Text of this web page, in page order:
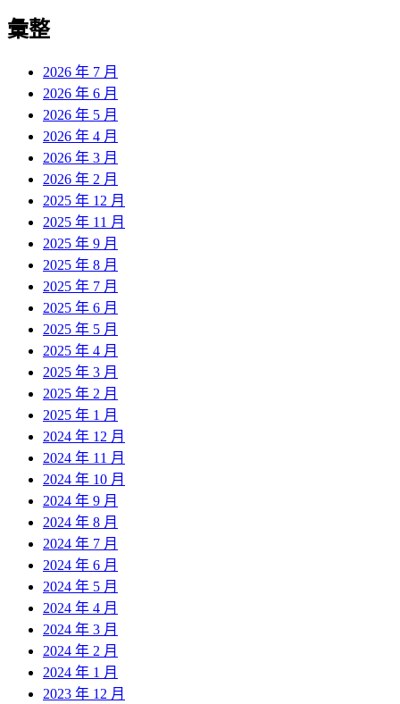
彙整
2026 年 7 月
2026 年 6 月
2026 年 5 月
2026 年 4 月
2026 年 3 月
2026 年 2 月
2025 年 12 月
2025 年 11 月
2025 年 9 月
2025 年 8 月
2025 年 7 月
2025 年 6 月
2025 年 5 月
2025 年 4 月
2025 年 3 月
2025 年 2 月
2025 年 1 月
2024 年 12 月
2024 年 11 月
2024 年 10 月
2024 年 9 月
2024 年 8 月
2024 年 7 月
2024 年 6 月
2024 年 5 月
2024 年 4 月
2024 年 3 月
2024 年 2 月
2024 年 1 月
2023 年 12 月